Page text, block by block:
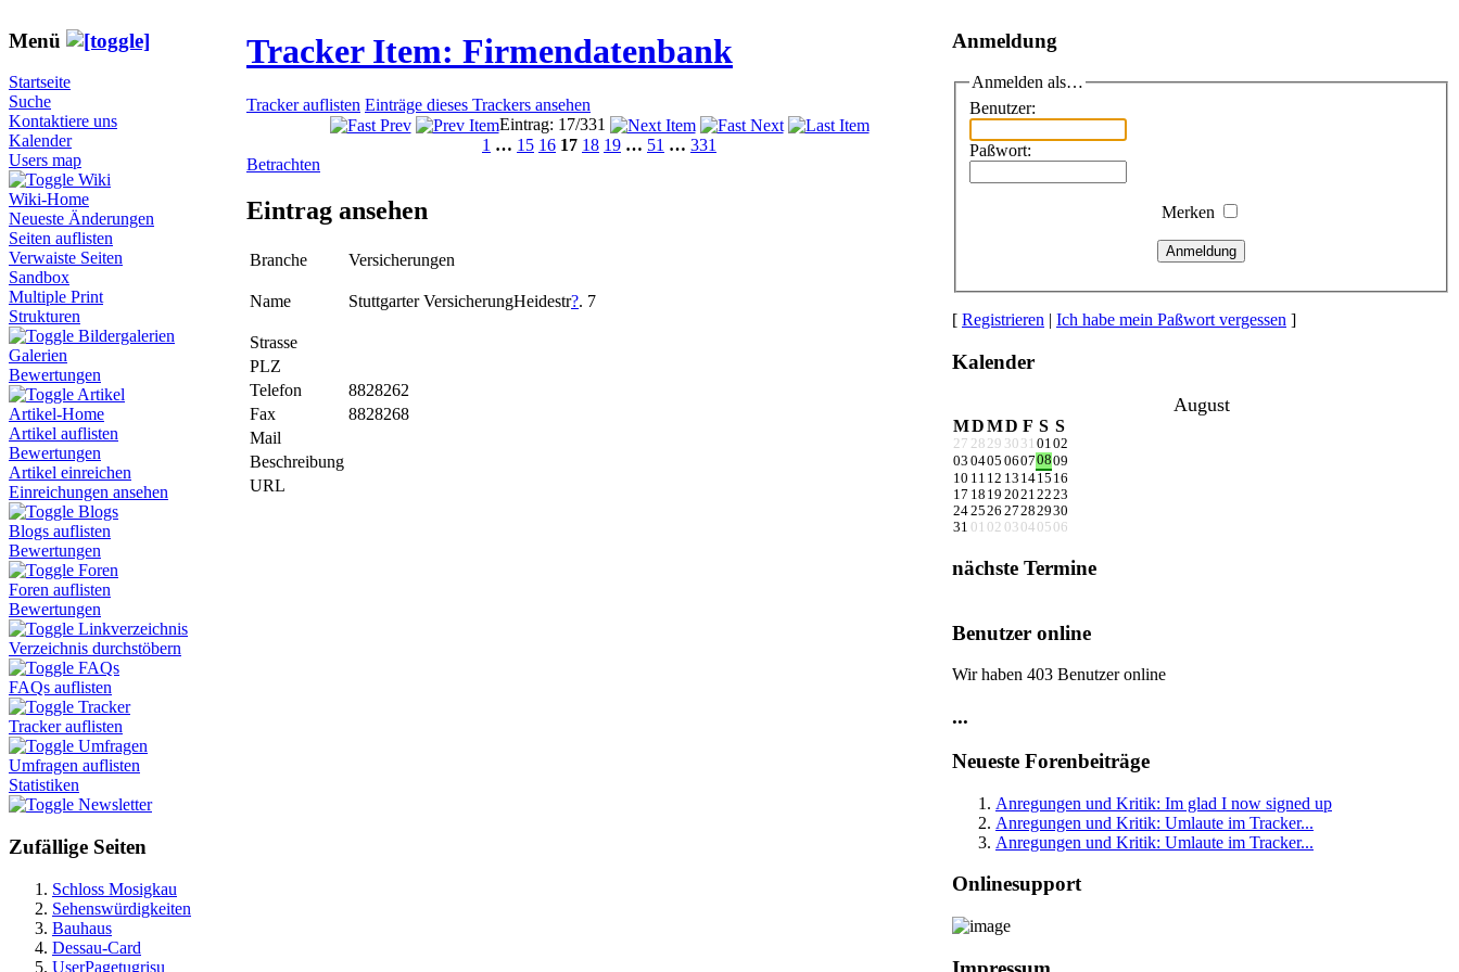
Menü
Startseite
Suche
Kontaktiere uns
Kalender
Users map
Wiki
Wiki-Home
Neueste Änderungen
Seiten auflisten
Verwaiste Seiten
Sandbox
Multiple Print
Strukturen
Bildergalerien
Galerien
Bewertungen
Artikel
Artikel-Home
Artikel auflisten
Bewertungen
Artikel einreichen
Einreichungen ansehen
Blogs
Blogs auflisten
Bewertungen
Foren
Foren auflisten
Bewertungen
Linkverzeichnis
Verzeichnis durchstöbern
FAQs
FAQs auflisten
Tracker
Tracker auflisten
Umfragen
Umfragen auflisten
Statistiken
Newsletter
Zufällige Seiten
Schloss Mosigkau
Sehenswürdigkeiten
Bauhaus
Dessau-Card
UserPagetugrisu
Tracker Item: Firmendatenbank
Tracker auflisten Einträge dieses Trackers ansehen
Eintrag: 17/331
1 … 15 16 17 18 19 … 51 … 331
Betrachten
Eintrag ansehen
Branche Versicherungen
Name Stuttgarter VersicherungHeidestr?. 7
Strasse
PLZ
Telefon
8828262
Fax
8828268
Mail
Beschreibung
URL
Anmeldung
Anmelden als…
Benutzer:
Paßwort:
Merken
Anmeldung
[ Registrieren | Ich habe mein Paßwort vergessen ]
Kalender
August
MDMD F S S
27 28 29 30 31 0102
03 0405 06070809
10 11 12 13 1415 16
17 18 19 20212223
242526 27282930
31 01 02 03 04 05 06
nächste Termine
Benutzer online
Wir haben 403 Benutzer online
...
Neueste Forenbeiträge
Anregungen und Kritik: Im glad I now signed up
Anregungen und Kritik: Umlaute im Tracker...
Anregungen und Kritik: Umlaute im Tracker...
Onlinesupport